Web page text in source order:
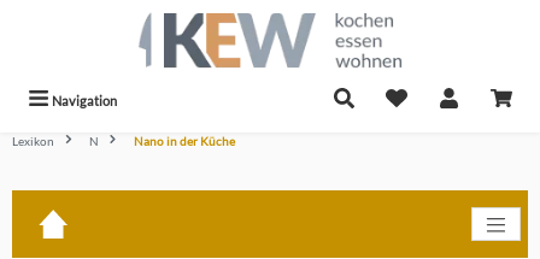
Navigation
Lexikon N Nano in der Küche